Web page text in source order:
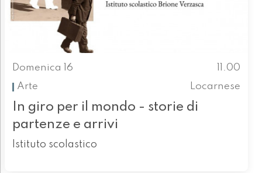
Domenica 16
11.00
Arte
Locarnese
In giro per il mondo - storie di
partenze e arrivi
Istituto scolastico